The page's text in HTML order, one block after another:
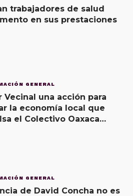
trabajadores de salud
en sus prestaciones
GENERAL
Vecinal una acción para
la economía local que
el Colectivo Oaxaca
GENERAL
de David Concha no es